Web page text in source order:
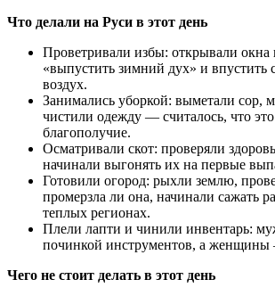
Что делали на Руси в этот день
Проветривали избы: открывали окна
«выпустить зимний дух» и впустить
воздух.
Занимались уборкой: выметали сор,
чистили одежду — считалось, что
благополучие.
Осматривали скот: проверяли
начинали выгонять их на первые
Готовили огород: рыхли землю,
промерзла ли она, начинали сажать
теплых регионах.
Плели лапти и чинили инвентарь:
починкой инструментов, а женщины
Чего не стоит делать в этот день